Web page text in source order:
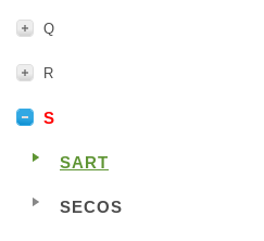
Q
R
S
SART
SECOS